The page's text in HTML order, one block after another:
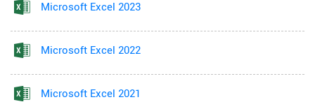
Microsoft Excel 2023
Microsoft Excel 2022
Microsoft Excel 2021